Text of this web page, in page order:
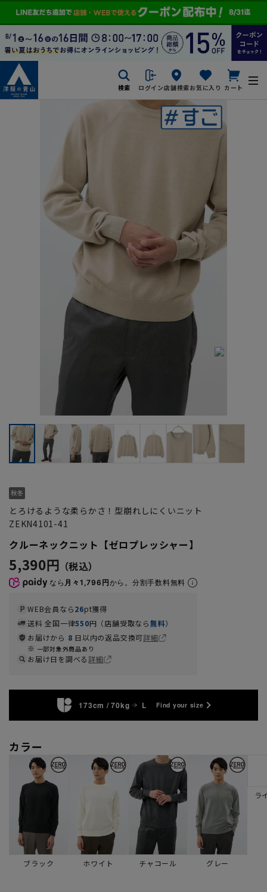
検索 ログイン店舗検索お気に入り カート
とろけるような柔らかさ！型崩れしにくいニット
ZEKN4101-41
クルーネックニット【ゼロプレッシャー】
5,390円
なら 月々1,796円から。分割手数料無料
WEB会員なら26pt獲得
送料 全国一律550円（店舗受取なら無料）
お届けから 8 日以内の返品交換可詳細
一部対象外商品あり
お届け日を調べる詳細
173cm / 70kg L Find your size
カラー
ブラック ホワイト チャコール グレー
ラ